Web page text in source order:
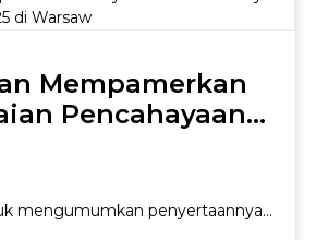
Mempamerkan
Pencahayaan
mengumumkan penyertaannya...